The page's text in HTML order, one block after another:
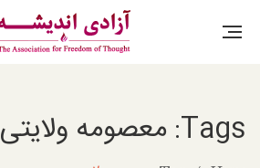
Tags: معصومه ولایتی